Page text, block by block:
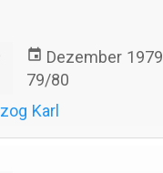
event Dezember 1979
79/80
Karl